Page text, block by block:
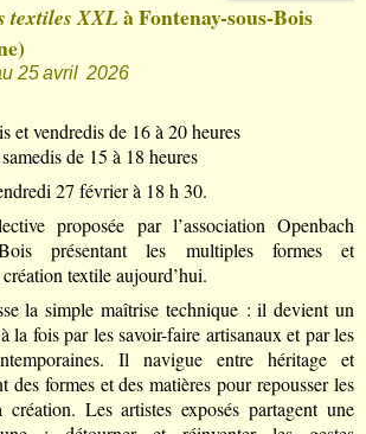
textiles XXLà Fontenay-sous-Bois
25 avril 2026
et vendredis de 16 à 20 heures
de 15 à 18 heures
27 février à 18 h 30.
proposée par l’association Openbach
Bois présentant les multiples formes et
textile aujourd’hui.
la simple maîtrise technique : il devient un
la fois par les savoir-faire artisanaux et par les
Il navigue entre héritage et
des formes et des matières pour repousser les
Les artistes exposés partagent une